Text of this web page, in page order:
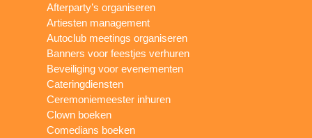
Afterparty’s organiseren
Artiesten management
Autoclub meetings organiseren
Banners voor feestjes verhuren
Beveiliging voor evenementen
Cateringdiensten
Ceremoniemeester inhuren
Clown boeken
Comedians boeken